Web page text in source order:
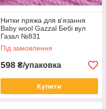
Нитки пряжа для в'язання
Baby wool Gazzal Бебі вул
Газал №831
Під замовлення
598 ₴/упаковка
Купити